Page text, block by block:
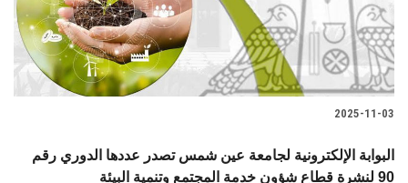
2025-11-03
البوابة الإلكترونية لجامعة عين شمس تصدر عددها الدوري رقم
90 لنشرة قطاع شؤون خدمة المجتمع وتنمية البيئة